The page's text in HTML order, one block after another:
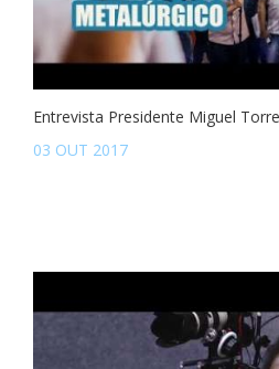
Entrevista Presidente Miguel
03 OUT 2017